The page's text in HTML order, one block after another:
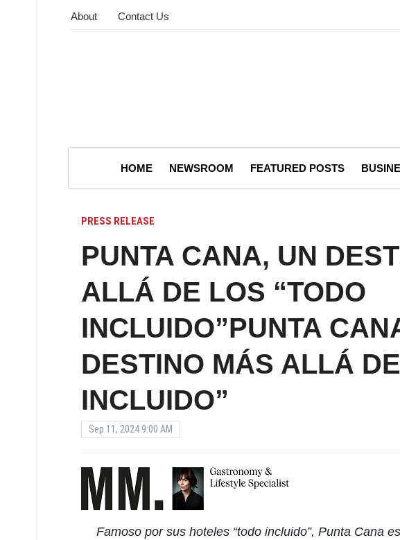
About Contact Us
HOME NEWSROOM FEATURED POSTS
PRESS RELEASE
PUNTA CANA, UN
ALLÁ DE LOS “TODO
INCLUIDO”PUNTA
DESTINO MÁS ALLÁ
INCLUIDO”
Sep 11, 2024 9:00 AM
Famoso por sus hoteles “todo incluido”, Punta Cana